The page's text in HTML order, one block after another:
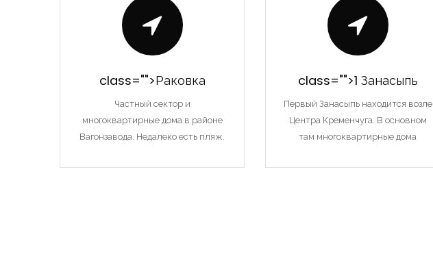
class="">Раковка
Частный сектор и
многоквартирные дома в районе
Вагонзавода. Недалеко есть пляж.
class="">1 Занасыпь
Первый Занасыпь находится возле
Центра Кременчуга. В основном
там многоквартирные дома